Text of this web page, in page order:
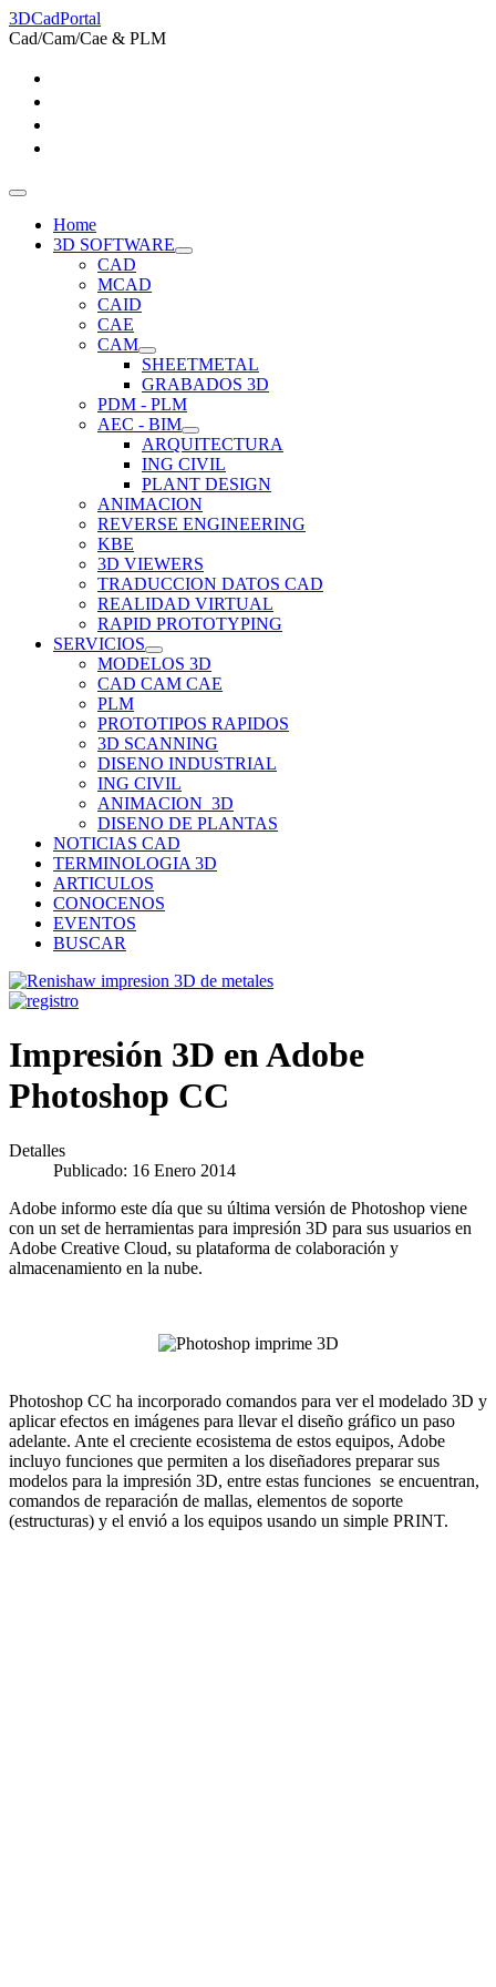
3DCadPortal
Cad/Cam/Cae & PLM
Home
3D SOFTWARE
CAD
MCAD
CAID
CAE
CAM
SHEETMETAL
GRABADOS 3D
PDM - PLM
AEC - BIM
ARQUITECTURA
ING CIVIL
PLANT DESIGN
ANIMACION
REVERSE ENGINEERING
KBE
3D VIEWERS
TRADUCCION DATOS CAD
REALIDAD VIRTUAL
RAPID PROTOTYPING
SERVICIOS
MODELOS 3D
CAD CAM CAE
PLM
PROTOTIPOS RAPIDOS
3D SCANNING
DISENO INDUSTRIAL
ING CIVIL
ANIMACION_3D
DISENO DE PLANTAS
NOTICIAS CAD
TERMINOLOGIA 3D
ARTICULOS
CONOCENOS
EVENTOS
BUSCAR
Impresión 3D en Adobe
Photoshop CC
Detalles
Publicado: 16 Enero 2014
Adobe informo este día que su última versión de Photoshop viene
con un set de herramientas para impresión 3D para sus usuarios en
Adobe Creative Cloud, su plataforma de colaboración y
almacenamiento en la nube.
Photoshop CC ha incorporado comandos para ver el modelado 3D y
aplicar efectos en imágenes para llevar el diseño gráfico un paso
adelante. Ante el creciente ecosistema de estos equipos, Adobe
incluyo funciones que permiten a los diseñadores preparar sus
modelos para la impresión 3D, entre estas funciones se encuentran,
comandos de reparación de mallas, elementos de soporte
(estructuras) y el envió a los equipos usando un simple PRINT.